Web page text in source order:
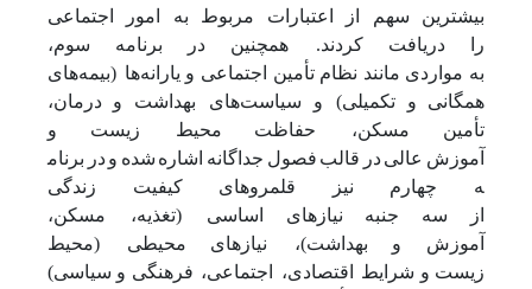
بیشترین
سهم از اعتبارات مربوط به امور
اجتماعی
را
دریافت کردند. همچنین در برنامه
سوم،
به مواردی مانند نظام تأمین اجتماعی و یارانه‌ها (بیمه‌های
همگانی
و تکمیلی) و سیاست‌های بهداشت و درمان،
تأمین
مسکن، حفاظت محیط زیست
و
آموزش عالیدر قالب فصول جداگانه اشاره شده ودر برنام
ه
چهارم نیز قلمروهای کیفیت
زندگی
از
سه جنبه نیازهای
اساسی (تغذیه، مسکن،
آموزش
و بهداشت)، نیازهای
محیطی (محیط
زیست و شرایط اقتصادی، اجتماعی، فرهنگی و سیاسی)